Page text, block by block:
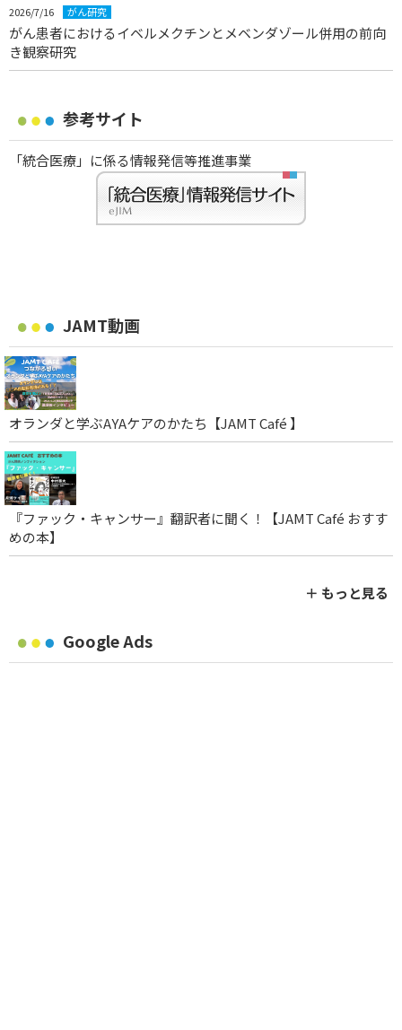
2026/7/16 がん研究
がん患者におけるイベルメクチンとメベンダゾール併用の前向
き観察研究
参考サイト
「統合医療」に係る情報発信等推進事業
JAMT動画
オランダと学ぶAYAケアのかたち【JAMT Café 】
『ファック・キャンサー』翻訳者に聞く！【JAMT Café おすす
めの本】
＋ もっと見る
Google Ads